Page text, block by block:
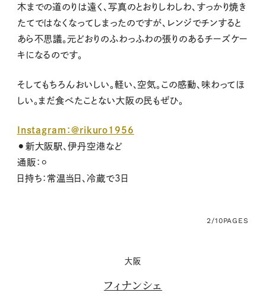
木までの道のりは遠く、写真のとおりしわしわ、すっかり焼き
たてではなくなってしまったのですが、レンジでチンすると
あら不思議。元どおりのふわっふわの張りのあるチーズケー
キになるのです。
そしてもちろんおいしい。軽い、空気。この感動、味わってほ
しい。まだ食べたことない大阪の民もぜひ。
Instagram：@rikuro1956
⚫︎新大阪駅、伊丹空港など
通販：⚪︎
日持ち：常温当日、冷蔵で3日
2/10PAGES
大阪
フィナンシェ